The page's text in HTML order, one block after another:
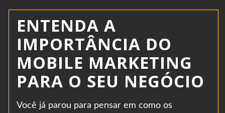
ENTENDA A
IMPORTÂNCIA DO
MOBILE MARKETING
PARA O SEU NEGÓCIO
Você já parou para pensar em como os